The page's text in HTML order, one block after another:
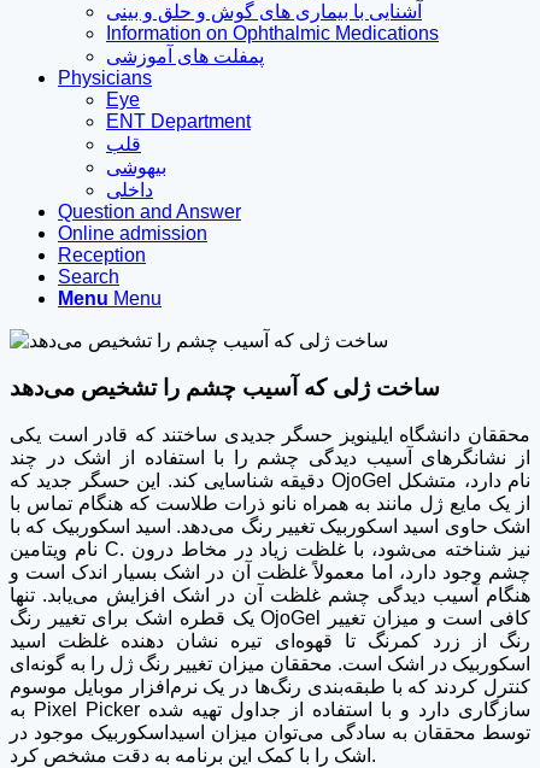
آشنایی با بیماری های گوش و حلق و بینی
Information on Ophthalmic Medications
پمفلت های آموزشی
Physicians
Eye
ENT Department
قلب
بیهوشی
داخلی
Question and Answer
Online admission
Reception
Search
Menu Menu
ساخت ژلی که آسیب چشم را تشخیص می‌دهد
محققان دانشگاه ایلینویز حسگر جدیدی ساختند که قادر است یکی
از نشانگر‌های آسیب دیدگی چشم را با استفاده از اشک در چند
دقیقه شناسایی کند. این حسگر جدید که OjoGel نام دارد، متشکل
از یک مایع ژل مانند به همراه نانو ذرات طلاست که هنگام تماس با
اشک حاوی اسید اسکوربیک تغییر رنگ می‌دهد. اسید اسکوربیک که با
نام ویتامین C. نیز شناخته می‌شود، با غلظت زیاد در مخاط درون
چشم وجود دارد، اما معمولاً غلظت آن در اشک بسیار اندک است و
هنگام آسیب دیدگی چشم غلظت آن در اشک افزایش می‌یابد. تنها
یک قطره اشک برای تغییر رنگ OjoGel کافی است و میزان تغییر
رنگ از زرد کمرنگ تا قهوه‌ای تیره نشان دهنده غلظت اسید
اسکوربیک در اشک است. محققان میزان تغییر رنگ ژل را به گونه‌ای
کنترل کردند که با طبقه‌بندی رنگ‌ها در یک نرم‌افزار موبایل موسوم
به Pixel Picker سازگاری دارد و با استفاده از جداول تهیه شده
توسط محققان به سادگی می‌توان میزان اسیداسکوربیک موجود در
اشک را با کمک این برنامه به دقت مشخص کرد.